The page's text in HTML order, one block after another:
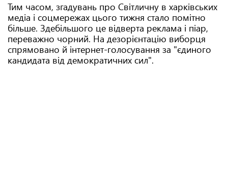
Тим часом, згадувань про Світличну в харківських
медіа і соцмережах цього тижня стало помітно
більше. Здебільшого це відверта реклама і піар,
переважно чорний. На дезорієнтацію виборця
спрямовано й інтернет-голосування за "єдиного
кандидата від демократичних сил".